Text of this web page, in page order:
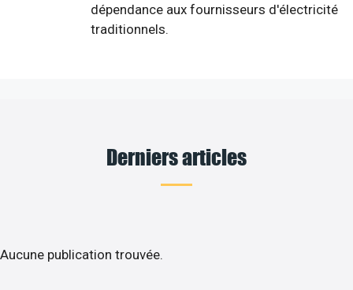
dépendance aux fournisseurs d'électricité
traditionnels.
Derniers articles
Aucune publication trouvée.